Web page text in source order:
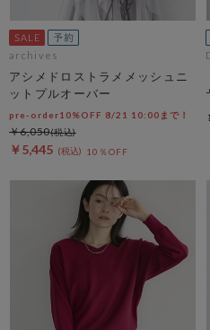
archives
アシメドロストラメメッシュニ
ットプルオーバー
pre-order10%OFF 8/21 10:00まで！
￥5,445 10％OFF
￥6,050